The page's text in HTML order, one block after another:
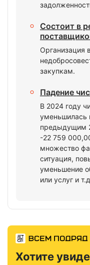
Состоит в
Организация
закупкам.
Падение
В 2024 году
уменьшилась
предыдущим
-22 759
множество
ситуация,
уменьшение
или услуг и
Хотите